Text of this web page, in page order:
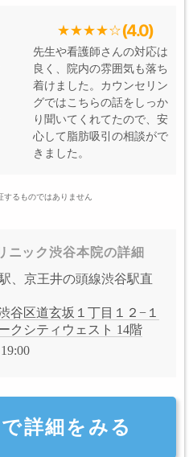
(4.0)
先生や看護師さんの対応は
良く、院内の雰囲気も落ち
着けました。カウンセリン
グではこちらの話をしっか
り聞いてくれてたので、安
心して脂肪吸引の相談がで
きました。
るものではありません
ニック渋谷本院の詳細
、京王井の頭線渋谷駅直
谷区道玄坂１丁目１２−１
クシティウェスト 14階
詳細をみる